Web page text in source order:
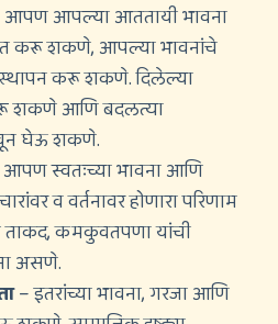
आपल्या आततायी भावना
करू शकणे, आपल्या भावनांचे
करू शकणे. दिलेल्या
शकणे आणि बदलत्या
घेऊ शकणे.
स्वतःच्या भावना आणि
व वर्तनावर होणारा परिणाम
कमकुवतपणा यांची
असणे.
– इतरांच्या भावना, गरजा आणि